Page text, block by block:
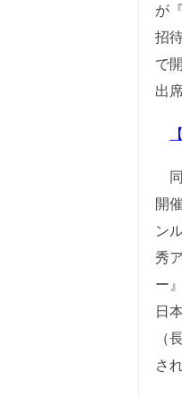
が
招
で
出
開
ン
秀
ー
日
（
さ